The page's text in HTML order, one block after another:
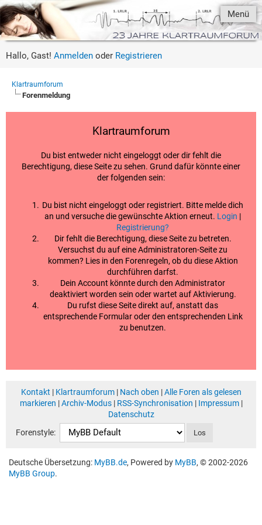
Menü
Hallo, Gast! Anmelden oder Registrieren
Klartraumforum
Forenmeldung
Klartraumforum
Du bist entweder nicht eingeloggt oder dir fehlt die
Berechtigung, diese Seite zu sehen. Grund dafür könnte einer
der folgenden sein:
Du bist nicht eingeloggt oder registriert. Bitte melde dich
an und versuche die gewünschte Aktion erneut. Login |
Registrierung?
Dir fehlt die Berechtigung, diese Seite zu betreten.
Versuchst du auf eine Administratoren-Seite zu
kommen? Lies in den Forenregeln, ob du diese Aktion
durchführen darfst.
Dein Account könnte durch den Administrator
deaktiviert worden sein oder wartet auf Aktivierung.
Du rufst diese Seite direkt auf, anstatt das
entsprechende Formular oder den entsprechenden Link
zu benutzen.
Kontakt | Klartraumforum| Nach oben |Alle Foren als gelesen
markieren |Archiv-Modus| RSS-Synchronisation | Impressum|
Datenschutz
Forenstyle:
Deutsche Übersetzung: MyBB.de, Powered by MyBB, © 2002-2026
MyBB Group.